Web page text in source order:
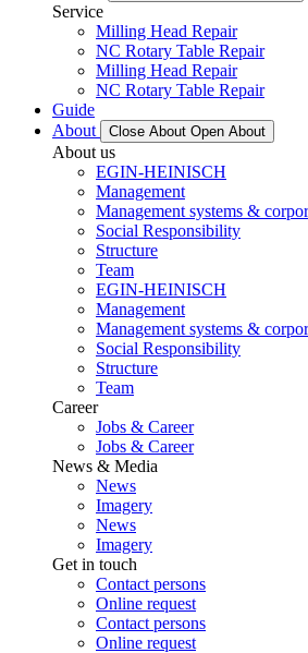
Service
Milling Head Repair
NC Rotary Table Repair
Milling Head Repair
NC Rotary Table Repair
Guide
About
Close About Open About
About us
EGIN-HEINISCH
Management
Management systems &
Social Responsibility
Structure
Team
EGIN-HEINISCH
Management
Management systems &
Social Responsibility
Structure
Team
Career
Jobs & Career
Jobs & Career
News & Media
News
Imagery
News
Imagery
Get in touch
Contact persons
Online request
Contact persons
Online request